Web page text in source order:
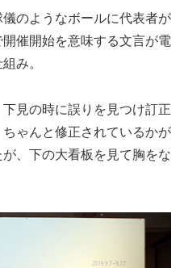
のようなボールに代表者が
催開始を意味する文言が電
み。
見の時に誤りを見つけ訂正
ゃんと修正されているかが
、下の大看板を見て胸をな